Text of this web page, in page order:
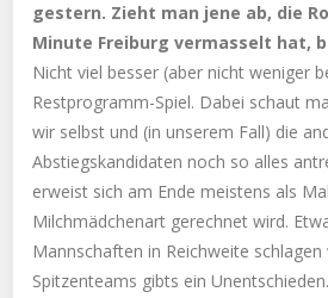
gestern. Zieht man jene ab, die
Minute Freiburg vermasselt hat,
Nicht viel besser (aber nicht weniger
Restprogramm-Spiel. Dabei schaut
wir selbst und (in unserem Fall) die
Abstiegskandidaten noch so alles
erweist sich am Ende meistens als
Milchmädchenart gerechnet wird.
Mannschaften in Reichweite schlagen
Spitzenteams gibts ein